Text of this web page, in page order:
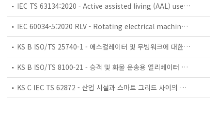
IEC TS 63134:2020 - Active assisted living (AAL) use cases
IEC 60034-5:2020 RLV - Rotating electrical machines - Part 5: Degrees of protection provided by the integral design of rotating electrical machines (IP code) - Classification
KS B ISO/TS 25740-1 - 에스컬레이터 및 무빙워크에 대한 안전요건 — 제1부: 세계공통 필수 안전요건(GESRs)
KS B ISO/TS 8100-21 - 승객 및 화물 운송용 엘리베이터 —제21부: 세계공통 필수안전요건(GESRs)을 충족하는 세계공통 안전 파라미터(GSPs)
KS C IEC TS 62872 - 산업 시설과 스마트 그리드 사이의 산업 공정 측정, 제어 및 자동화 시스템 인터페이스